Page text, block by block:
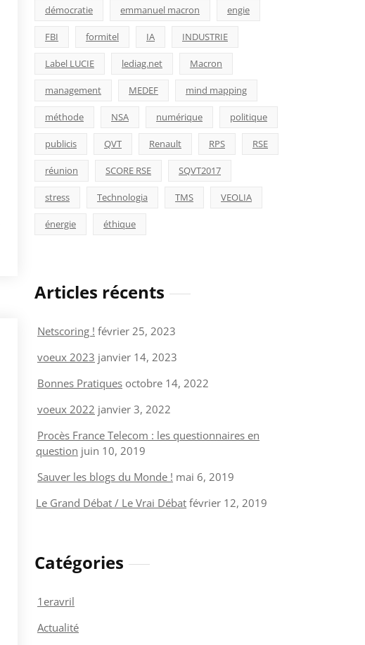
démocratie emmanuel macron engie
FBI formitel IA INDUSTRIE
Label LUCIE lediag.net Macron
management MEDEF mind mapping
méthode NSA numérique politique
publicis QVT Renault RPS RSE
réunion SCORE RSE SQVT2017
stress Technologia TMS VEOLIA
énergie éthique
Articles récents
Netscoring ! février 25, 2023
voeux 2023 janvier 14, 2023
Bonnes Pratiques octobre 14, 2022
voeux 2022 janvier 3, 2022
Procès France Telecom : les questionnaires en
question juin 10, 2019
Sauver les blogs du Monde ! mai 6, 2019
Le Grand Débat / Le Vrai Débat février 12, 2019
Catégories
1eravril
Actualité